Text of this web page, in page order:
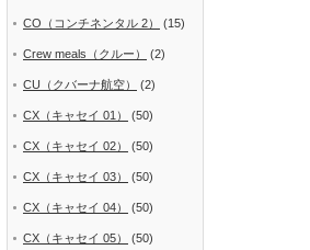
CO（コンチネンタル 2） (15)
Crew meals（クルー） (2)
CU（クバーナ航空） (2)
CX（キャセイ 01） (50)
CX（キャセイ 02） (50)
CX（キャセイ 03） (50)
CX（キャセイ 04） (50)
CX（キャセイ 05） (50)